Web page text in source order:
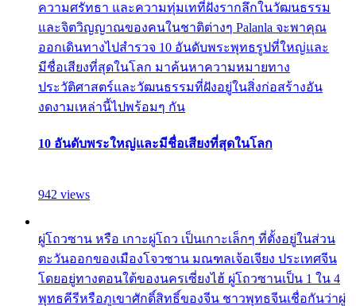
ความศรัทธา และความทุ่มเทที่ฝังรากลึกในวัฒนธรรม
และจิตวิญญาณของคนในชาติต่างๆ Palanla จะพาคุณ
ออกเดินทางไปสำรวจ 10 อันดับพระพุทธรูปที่ใหญ่และ
มีชื่อเสียงที่สุดในโลก มาค้นหาความหมายทาง
ประวัติศาสตร์และวัฒนธรรมที่ฝังอยู่ในสิ่งก่อสร้างอัน
งดงามเหล่านี้ไปพร้อมๆ กัน
10 อันดับพระใหญ่และมีชื่อเสียงที่สุดในโลก
942 views
ผู่โถวซาน หรือ เกาะผู่โถว เป็นเกาะเล็กๆ ที่ตั้งอยู่ในส่วน
ตะวันออกของเมืองโจวซาน มณฑลเจ้อเจียง ประเทศจีน
โดยอยู่ทางตอนใต้ของนครเซี่ยงไฮ้ ผู่โถวซานเป็น 1 ใน 4
พุทธคีรีหรือภูเขาศักดิ์สิทธิ์ของจีน ชาวพุทธจีนเชื่อกันว่าผู่